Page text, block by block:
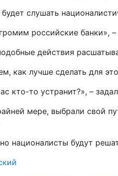
слушать
российские банки»,
действия
как лучше сделать для
кто-то устранит?», –
мере, выбрали свой
националисты будут